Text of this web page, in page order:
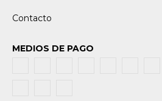
Contacto
MEDIOS DE PAGO